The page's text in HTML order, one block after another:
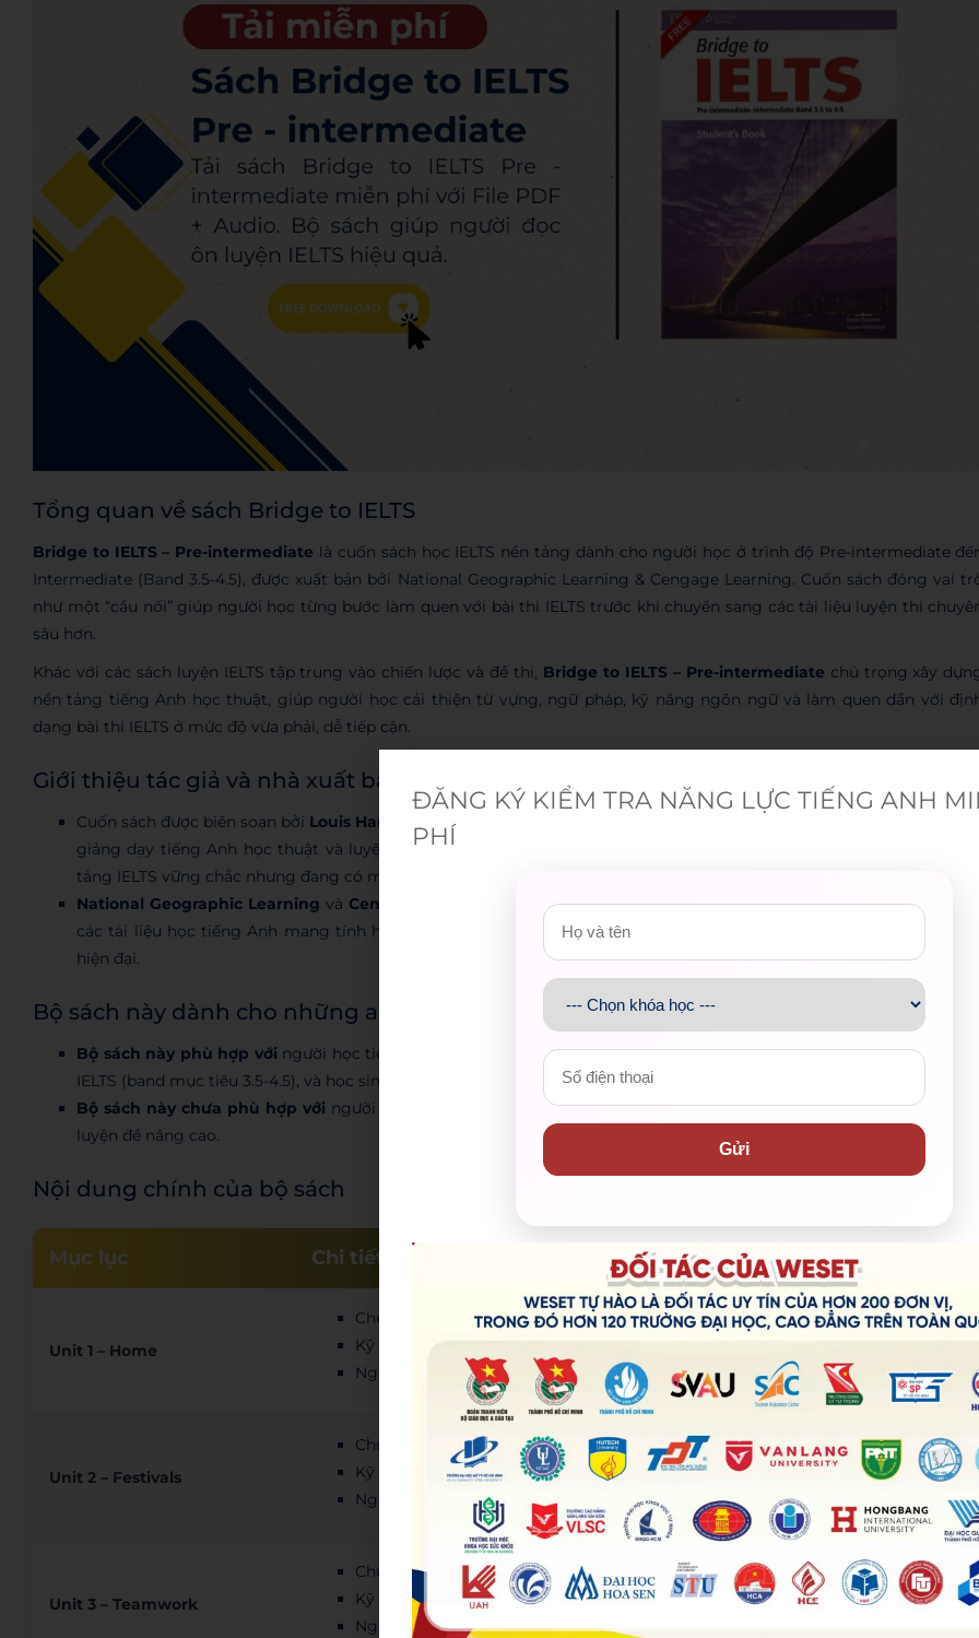
Tổng quan về sách Bridge to IELTS
Bridge to IELTS – Pre-intermediate là cuốn sách học IELTS nền tảng dành cho người học ở trình độ Pre-intermediate
Intermediate (Band 3.5-4.5), được xuất bản bởi National Geographic Learning & Cengage Learning. Cuốn sách đóng vai
như một “cầu nối” giúp người học từng bước làm quen với bài thi IELTS trước khi chuyển sang các tài liệu luyện thi
sâu hơn.
Khác với các sách luyện IELTS tập trung vào chiến lược và đề thi, Bridge to IELTS – Pre-intermediate chú trọng xây
nền tảng tiếng Anh học thuật, giúp người học cải thiện từ vựng, ngữ pháp, kỹ năng ngôn ngữ và làm quen dần với
dạng bài thi IELTS ở mức độ vừa phải, dễ tiếp cận.
Giới thiệu tác giả và nhà xuất bản
Cuốn sách được biên soạn bởi Louis Harrison Susan Hutchison
giảng dạy tiếng Anh học thuật và luyện thi IELTS. Nội dung sách được thiết kế phù hợp với người học chưa có nền
tảng IELTS vững chắc nhưng đang có mục tiêu thi IELTS trong tương lai.
National Geographic Learning và Cengage Learning
là những nhà xuất bản giáo dục uy tín toàn cầu, nổi tiếng với
các tài liệu học tiếng Anh mang tính học thuật cao, nội dung thực tế, hình ảnh sinh động và phương pháp tiếp cận
hiện đại.
Bộ sách này dành cho những ai?
Bộ sách này phù hợp với người học tiếng Anh ở trình độ Pre-intermediate – Intermediate, mới bắt đầu làm quen với
IELTS (band mục tiêu 3.5-4.5), và học sinh, sinh viên cần xây dựng nền tảng trước khi học IELTS chuyên sâu.
Bộ sách này chưa phù hợp với người mới bắt đầu hoàn toàn, và người học đã ở trình độ IELTS từ 5.0 trở lên và cần
luyện đề nâng cao.
Nội dung chính của bộ sách
Mục lục Chi tiết
Unit 1 – Home
Chủ đề: Gia đình, nhà ở
Kỹ năng: Miêu tả phòng, hỏi – đáp thông tin
Ngữ pháp: Thì hiện tại đơn với to be, there is / there are
Unit 2 – Festivals
Chủ đề: Lễ hội
Kỹ năng: Đọc hiểu, nghe – nói về sự kiện văn hóa
Ngữ pháp: Hiện tại đơn, câu trả lời ngắn
Unit 3 – Teamwork
Chủ đề: Làm việc nhóm, vai trò trong nhóm
Kỹ năng: Đọc hiểu, thảo luận, nêu ý kiến
Ngữ pháp: Trạng từ chỉ tần suất, can / can’t (khả năng)
ĐĂNG KÝ KIỂM TRA NĂNG LỰC TIẾNG ANH
PHÍ
Gửi